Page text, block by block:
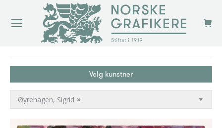
Velg kunstner
×
Øyrehagen, Sigrid